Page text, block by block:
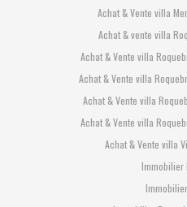
Achat & Vente villa
Achat & vente villa
Achat & Vente villa
Achat & Vente villa
Achat & Vente villa
Achat & Vente villa
Achat & Vente villa
Immobilier